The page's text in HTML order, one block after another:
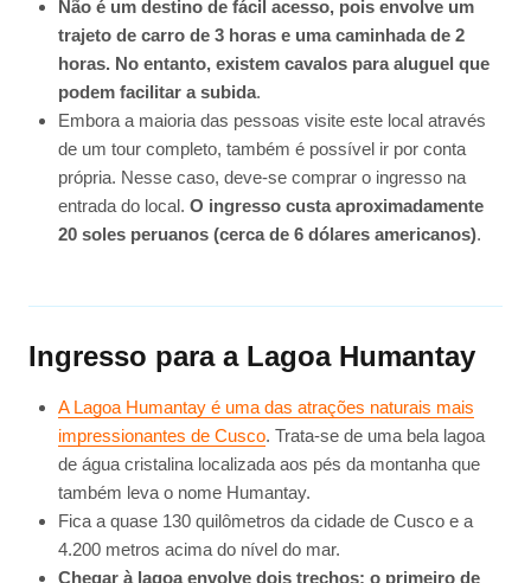
Não é um destino de fácil acesso, pois envolve um
trajeto de carro de 3 horas e uma caminhada de 2
horas. No entanto, existem cavalos para aluguel que
podem facilitar a subida.
Embora a maioria das pessoas visite este local através
de um tour completo, também é possível ir por conta
própria. Nesse caso, deve-se comprar o ingresso na
entrada do local. O ingresso custa aproximadamente
20 soles peruanos (cerca de 6 dólares americanos).
Ingresso para a Lagoa Humantay
A Lagoa Humantay é uma das atrações naturais mais
impressionantes de Cusco. Trata-se de uma bela lagoa
de água cristalina localizada aos pés da montanha que
também leva o nome Humantay.
Fica a quase 130 quilômetros da cidade de Cusco e a
4.200 metros acima do nível do mar.
Chegar à lagoa envolve dois trechos: o primeiro de